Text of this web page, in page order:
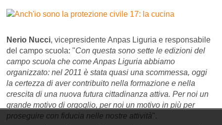
Nerio Nucci, vicepresidente Anpas Liguria e responsabile
del campo scuola: "Con questa sono sette le edizioni del
campo scuola che come Anpas Liguria abbiamo
organizzato: nel 2011 è stata quasi una scommessa, oggi
la certezza di aver contribuito nella formazione e nella
crescita di una nuova futura cittadinanza attiva. Per noi un
grande motivo di orgoglio, per noi un motivo in più per
proseguire con fiducia nelle nostre attività".